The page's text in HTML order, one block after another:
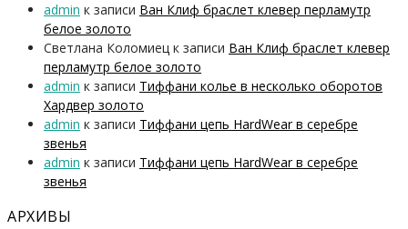
admin к записи Ван Клиф браслет клевер перламутр
белое золото
Светлана Коломиец к записи Ван Клиф браслет клевер
перламутр белое золото
admin к записи Тиффани колье в несколько оборотов
Хардвер золото
admin к записи Тиффани цепь HardWear в серебре
звенья
admin к записи Тиффани цепь HardWear в серебре
звенья
АРХИВЫ